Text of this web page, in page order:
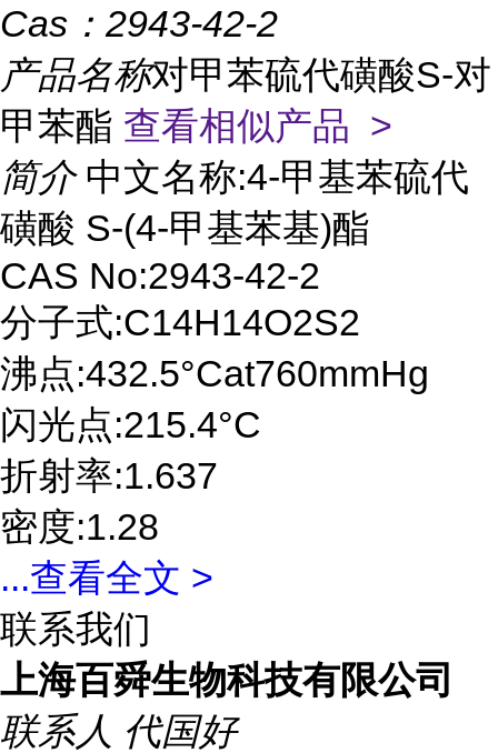
Cas： 2943-42-2
产品名称对甲苯硫代磺酸S-对
甲苯酯 查看相似产品 >
简介 中文名称:4-甲基苯硫代
磺酸 S-(4-甲基苯基)酯
CAS No:2943-42-2
分子式:C14H14O2S2
沸点:432.5°Cat760mmHg
闪光点:215.4°C
折射率:1.637
密度:1.28
...查看全文 >
联系我们
上海百舜生物科技有限公司
联系人 代国好